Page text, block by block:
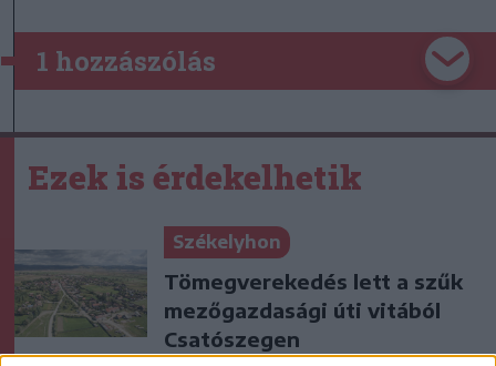
1 hozzászólás
Ezek is érdekelhetik
Székelyhon
Tömegverekedés lett a szűk
mezőgazdasági úti vitából
Csatószegen